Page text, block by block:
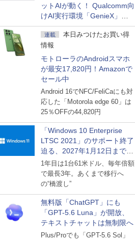
ットAIが動く！ Qualcomm向
けAI実行環境「GenieX」を
試してみた
連載
本日みつけたお買い得
情報
モトローラのAndroidスマホ
が最安17,820円！Amazonで
セール中
Android 16でNFC/FeliCaにも対
応した「Motorola edge 60」は
25％OFFの44,820円
「Windows 10 Enterprise
LTSC 2021」のサポート終了
迫る、2027年1月12日まで
～ESUは9月1日から販売
1年目は1台61米ドル、毎年倍額
で最長3年。あくまで移行へ
の“橋渡し”
無料版「ChatGPT」にも
「GPT-5.6 Luna」が開放、
テキストチャットは無制限へ
Plus/Proでも「GPT-5.6 Sol」